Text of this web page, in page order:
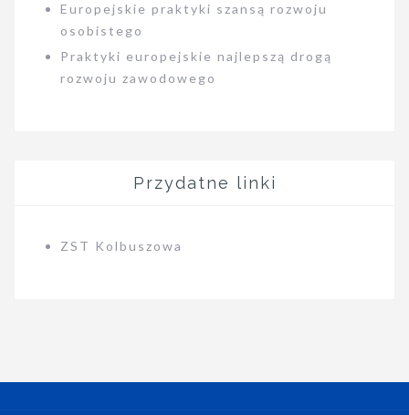
Europejskie praktyki szansą rozwoju
osobistego
Praktyki europejskie najlepszą drogą
rozwoju zawodowego
Przydatne linki
ZST Kolbuszowa